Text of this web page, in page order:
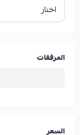
المرفقات
السعر